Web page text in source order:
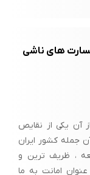
و آگاهی اولیاء
محیط آموزش بر
ناپذیر ، لذا
دیگر امریست
و آگاهی اولیاء و
بررسی قرار داده
شناسی تربیتی در
های ناشی
آن یکی از نقایص
جمله کشور ایران
، ظریف ترین و
امانت به ما